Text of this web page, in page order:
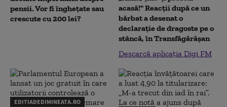
pensii. Vor fi înghețate sau
crescute cu 200 lei?
acasă!" Reacţii după ce un
bărbat a desenat o
declaraţie de dragoste pe o
stâncă, în Transfăgărăşan
Descarcă aplicația Digi FM
EDITIADEDIMINEATA.RO